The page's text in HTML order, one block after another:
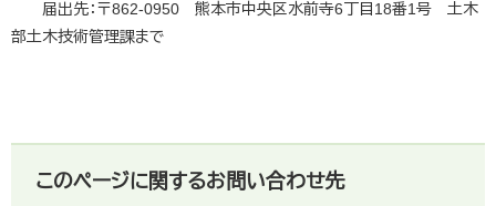
届出先：〒862-0950 熊本市中央区水前寺6丁目18番1号 土木
部土木技術管理課まで
このページに関するお問い合わせ先